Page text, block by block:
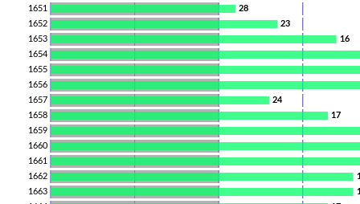
28
1651
23
1652
16
1653
1654
1655
1656
24
1657
17
1658
1659
1660
1661
1662
1663